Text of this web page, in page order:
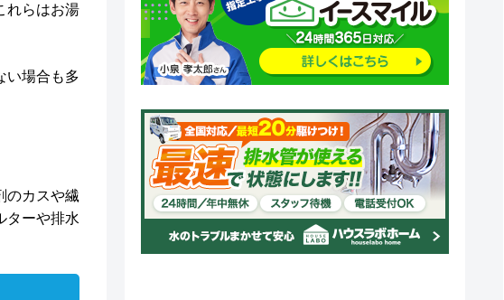
れらはお湯
い場合も多
のカスや繊
ターや排水